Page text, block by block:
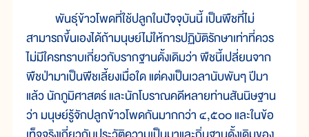
พันธุ์ข้าวโพดที่ใช้ปลูกในปัจจุบันนี้ เป็นพืชที่ไม่
สามารถขึ้นเองได้ถ้ามนุษย์ไม่ให้การปฏิบัติรักษาเท่าที่ควร
ไม่มีใครทราบเกี่ยวกับรากฐานดั้งเดิมว่า พืชนี้เปลี่ยนจาก
พืชป่ามาเป็นพืชเลี้ยงเมื่อใด แต่คงเป็นเวลานับพันๆ ปีมา
แล้ว นักภูมิศาสตร์ และนักโบราณคดีหลายท่านสันนิษฐาน
ว่า มนุษย์รู้จักปลูกข้าวโพดกันมากกว่า ๔,๕๐๐ และในข้อ